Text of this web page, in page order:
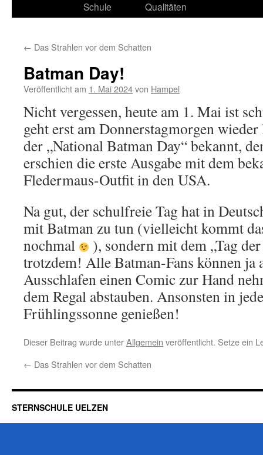
Schule
Qualitäten
← Das Strahlen vor dem Schatten
Batman Day!
Veröffentlicht am 1. Mai 2024von Hampel
Nicht vergessen, heute am 1. Mai ist
geht erst am Donnerstagmorgen
der „National Batman Day“ bekannt,
erschien die erste Ausgabe mit dem
Fledermaus-Outfit in den USA.
Na gut, der schulfreie Tag hat in
mit Batman zu tun (vielleicht kommt
nochmal
), sondern mit dem „Tag
trotzdem! Alle Batman-Fans können ja
Ausschlafen einen Comic zur Hand
dem Regal abstauben. Ansonsten in
Frühlingssonne genießen!
Dieser Beitrag wurde unterAllgemein veröffentlicht. Setze ein
← Das Strahlen vor dem Schatten
STERNSCHULE UELZEN